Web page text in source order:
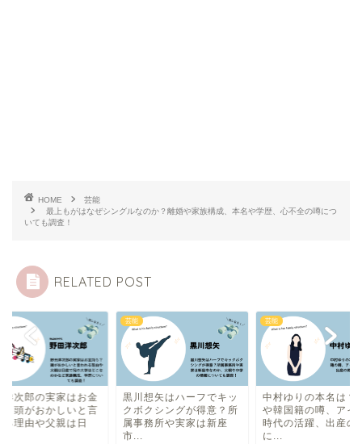
HOME
芸能
最上もがはなぜシングルなのか？離婚や家族構成、本名や学歴、心不全の噂につ
いても調査！
RELATED POST
想矢はハーフでキッ
クシングが得意？所
務所や実家は新座
芸能
中村ゆりの本名は？双子
や韓国籍の噂、アイドル
時代の活躍、出産の噂
に...
芸能
野田洋次郎の実家は
持ち？頭がおかしい
われる理由や父親は
産...